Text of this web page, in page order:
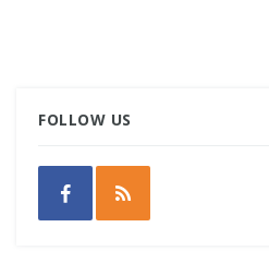
FOLLOW US